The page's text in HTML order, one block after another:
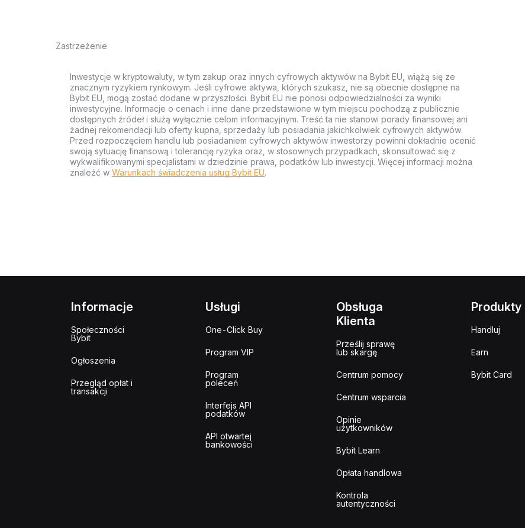
Zastrzeżenie
Inwestycje w kryptowaluty, w tym zakup oraz innych cyfrowych aktywów na Bybit EU, wiążą się ze
znacznym ryzykiem rynkowym. Jeśli cyfrowe aktywa, których szukasz, nie są obecnie dostępne na
Bybit EU, mogą zostać dodane w przyszłości. Bybit EU nie ponosi odpowiedzialności za wyniki
inwestycyjne. Informacje o cenach i inne dane przedstawione w tym miejscu pochodzą z publicznie
dostępnych źródeł i służą wyłącznie celom informacyjnym. Treść ta nie stanowi porady finansowej ani
żadnej rekomendacji lub oferty kupna, sprzedaży lub posiadania jakichkolwiek cyfrowych aktywów.
Przed rozpoczęciem handlu lub posiadaniem cyfrowych aktywów inwestorzy powinni dokładnie ocenić
swoją sytuację finansową i tolerancję ryzyka oraz, w stosownych przypadkach, skonsultować się z
wykwalifikowanymi specjalistami w dziedzinie prawa, podatków lub inwestycji. Więcej informacji można
znaleźć w Warunkach świadczenia usług Bybit EU.
Informacje
Społeczności
Bybit
Ogłoszenia
Przegląd opłat i
transakcji
Usługi
One-Click Buy
Program VIP
Program
poleceń
Interfejs API
podatków
API otwartej
bankowości
Obsługa
Klienta
Prześlij sprawę
lub skargę
Centrum pomocy
Centrum wsparcia
Opinie
użytkowników
Bybit Learn
Opłata handlowa
Kontrola
autentyczności
Produkty
Handluj
Earn
Bybit Card